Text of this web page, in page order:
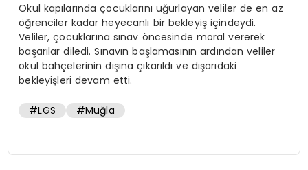
Okul kapılarında çocuklarını uğurlayan veliler de en az
öğrenciler kadar heyecanlı bir bekleyiş içindeydi.
Veliler, çocuklarına sınav öncesinde moral vererek
başarılar diledi. Sınavın başlamasının ardından veliler
okul bahçelerinin dışına çıkarıldı ve dışarıdaki
bekleyişleri devam etti.
#LGS #Muğla